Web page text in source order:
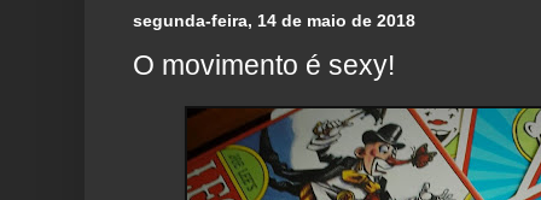
segunda-feira, 14 de maio de 2018
O movimento é sexy!